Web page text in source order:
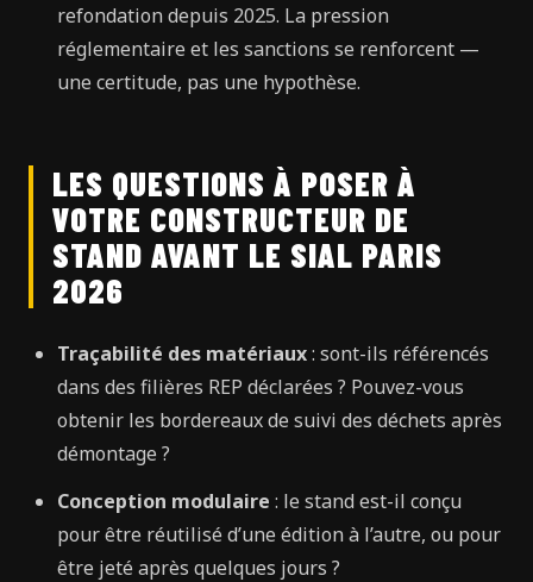
refondation depuis 2025. La pression
réglementaire et les sanctions se renforcent —
une certitude, pas une hypothèse.
LES QUESTIONS À POSER À
VOTRE CONSTRUCTEUR DE
STAND AVANT LE SIAL PARIS
2026
Traçabilité des matériaux: sont-ils référencés
dans des filières REP déclarées ? Pouvez-vous
obtenir les bordereaux de suivi des déchets après
démontage ?
Conception modulaire : le stand est-il conçu
pour être réutilisé d’une édition à l’autre, ou pour
être jeté après quelques jours ?